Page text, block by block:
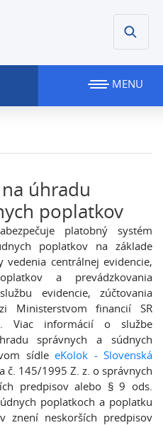
MENU
úhradu
poplatkov
platobný systém
poplatkov na základe
centrálnej evidencie,
a prevádzkovania
evidencie, zúčtovania
Ministerstvom financií SR
Viac informácií o službe
správnych a súdnych
sídleeKolok - Slovenská
č. 145/1995 Z. z. o správnych
predpisov alebo § 9 ods.
poplatkoch a poplatku
znení neskorších predpisov